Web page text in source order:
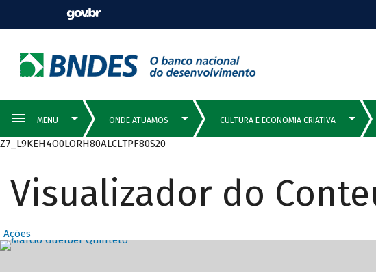
Z7_L9KEH4O0LORH80ALCLTPF80S20
Visualizador do
Ações